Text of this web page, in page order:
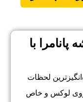
با
لحظات
لوکس و خاص